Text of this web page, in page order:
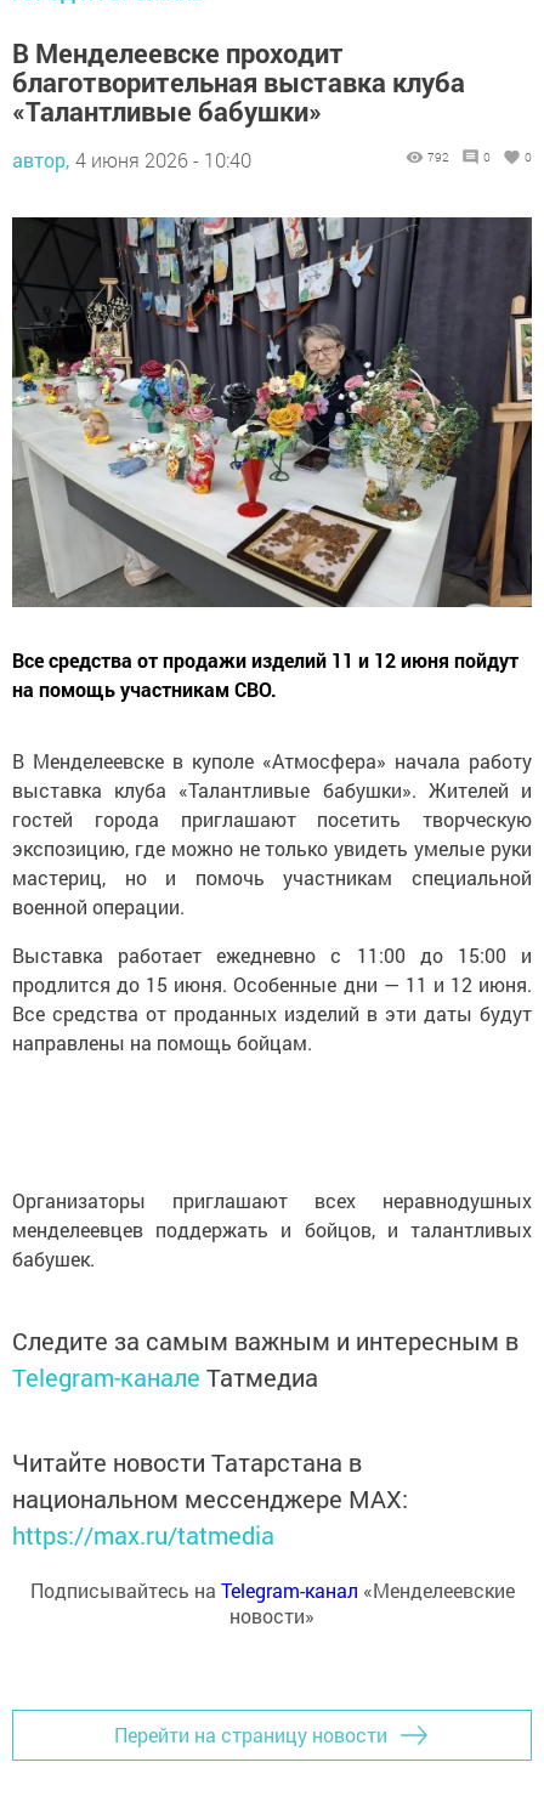
В Менделеевске проходит
благотворительная выставка клуба
«Талантливые бабушки»
автор, 4 июня 2026 - 10:40 792 0 0
Все средства от продажи изделий 11 и 12 июня пойдут
на помощь участникам СВО.
В Менделеевске в куполе «Атмосфера» начала работу
выставка клуба «Талантливые бабушки». Жителей и
гостей города приглашают посетить творческую
экспозицию, где можно не только увидеть умелые руки
мастериц, но и помочь участникам специальной
военной операции.
Выставка работает ежедневно с 11:00 до 15:00 и
продлится до 15 июня. Особенные дни — 11 и 12 июня.
Все средства от проданных изделий в эти даты будут
направлены на помощь бойцам.
Организаторы приглашают всех неравнодушных
менделеевцев поддержать и бойцов, и талантливых
бабушек.
Следите за самым важным и интересным в
Telegram-канале Татмедиа
Читайте новости Татарстана в
национальном мессенджере MАХ:
https://max.ru/tatmedia
Подписывайтесь на Telegram-канал «Менделеевские
новости»
Перейти на страницу новости